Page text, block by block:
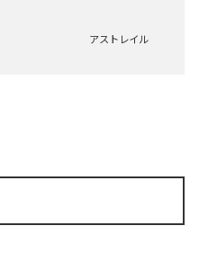
アストレイル